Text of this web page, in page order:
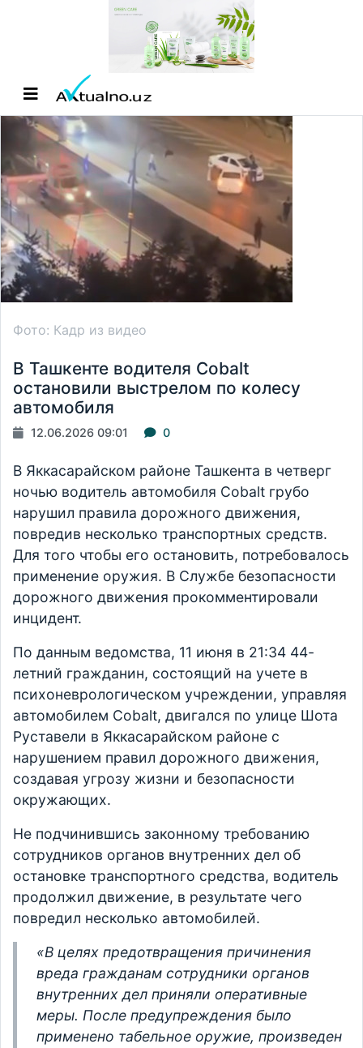
Фото: Кадр из видео
В Ташкенте водителя Cobalt
остановили выстрелом по колесу
автомобиля
12.06.2026 09:01 0
В Яккасарайском районе Ташкента в четверг
ночью водитель автомобиля Cobalt грубо
нарушил правила дорожного движения,
повредив несколько транспортных средств.
Для того чтобы его остановить, потребовалось
применение оружия. В Службе безопасности
дорожного движения прокомментировали
инцидент.
По данным ведомства, 11 июня в 21:34 44-
летний гражданин, состоящий на учете в
психоневрологическом учреждении, управляя
автомобилем Cobalt, двигался по улице Шота
Руставели в Яккасарайском районе с
нарушением правил дорожного движения,
создавая угрозу жизни и безопасности
окружающих.
Не подчинившись законному требованию
сотрудников органов внутренних дел об
остановке транспортного средства, водитель
продолжил движение, в результате чего
повредил несколько автомобилей.
«В целях предотвращения причинения
вреда гражданам сотрудники органов
внутренних дел приняли оперативные
меры. После предупреждения было
применено табельное оружие, произведен